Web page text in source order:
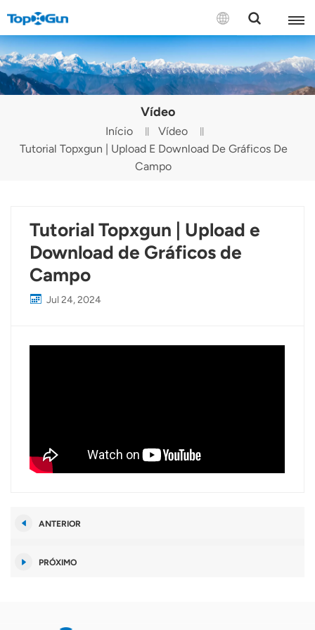
CONTATE-NOS
English
Русский
Türkçe
Vídeo
Início
Vídeo
Tutorial Topxgun | Upload E Download De Gráficos De
Campo
Tutorial Topxgun | Upload e
Download de Gráficos de
Campo
Jul 24, 2024
ANTERIOR
PRÓXIMO